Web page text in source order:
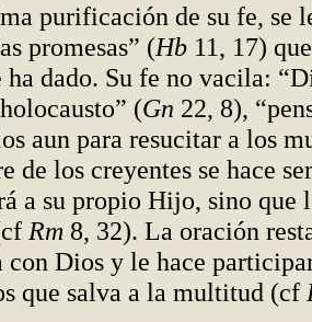
purificación de su fe, se
promesas” (Hb 11, 17)
dado. Su fe no vacila:
(Gn 22, 8),
aun para resucitar a los
de los creyentes se hace
a su propio Hijo, sino que
Rm 8, 32). La oración
con Dios y le hace
que salva a la multitud (cf